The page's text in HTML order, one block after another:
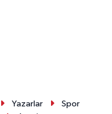
Yazarlar
Spor